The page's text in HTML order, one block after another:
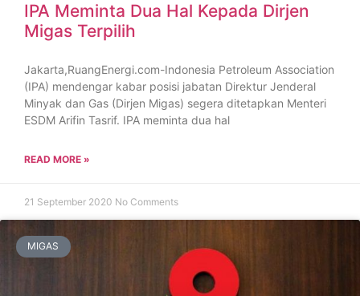
IPA Meminta Dua Hal Kepada Dirjen
Migas Terpilih
Jakarta,RuangEnergi.com-Indonesia Petroleum Association
(IPA) mendengar kabar posisi jabatan Direktur Jenderal
Minyak dan Gas (Dirjen Migas) segera ditetapkan Menteri
ESDM Arifin Tasrif. IPA meminta dua hal
READ MORE »
21 September 2020 No Comments
MIGAS